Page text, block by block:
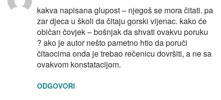
kakva napisana glupost – njegoš se mora čitati. pa
zar djeca u školi da čitaju gorski vijenac. kako će
običan čovjek – bošnjak da shvati ovakvu poruku
? ako je autor nešto pametno htio da poruči
čitaocima onda je trebao rečenicu dovršiti, a ne sa
ovakvom konstatacijom.
ODGOVORI